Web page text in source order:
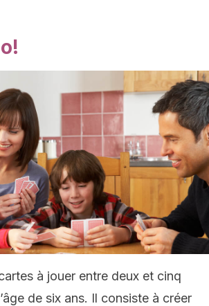
à jouer entre deux et cinq
de six ans. Il consiste à créer